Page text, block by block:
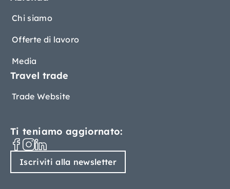
Chi siamo
Offerte di lavoro
Media
Travel trade
Trade Website
Ti teniamo aggiornato:
Iscriviti alla newsletter